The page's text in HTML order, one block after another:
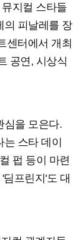
지컬 스타들
의 피날레를 장
센터에서 개최
공연, 시상식
심을 모은다.
는 스타 데이
펍 등이 마련
프린지'도 대